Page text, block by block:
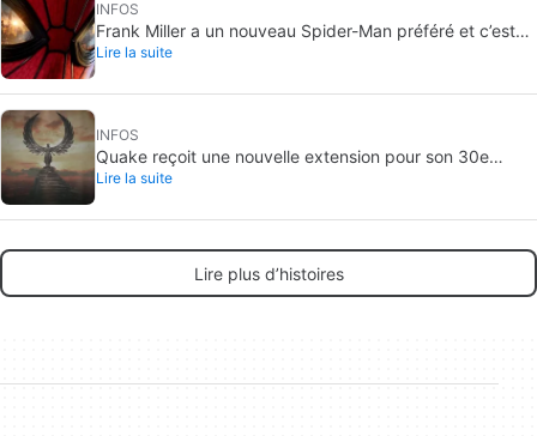
INFOS
Frank Miller a un nouveau Spider-Man préféré et c’est
celui de Brand New Day
Lire la suite
INFOS
Quake reçoit une nouvelle extension pour son 30e
anniversaire
Lire la suite
Lire plus d’histoires